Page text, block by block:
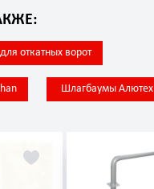
откатных ворот
Шлагбаумы Алютех